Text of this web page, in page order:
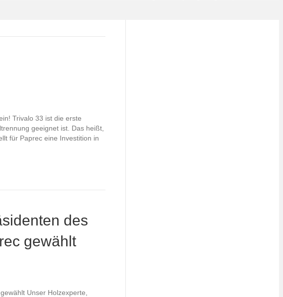
Trivalo 33 ist die erste
geeignet ist. Das heißt,
für Paprec eine Investition in
des
gewählt
Unser Holzexperte,